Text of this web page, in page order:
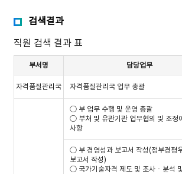
검색결과
직원 검색 결과 표
부서명 담당업무
자격품질관리국 자격품질관리국 업무 총괄
○ 부 업무 수행 및 운영 총괄
○ 부처 및 유관기관 업무협의 및 조정
사항
○ 부 경영성과 보고서 작성(정부경평
보고서 작성)
○ 국가기술자격 제도 및 조사ㆍ분석